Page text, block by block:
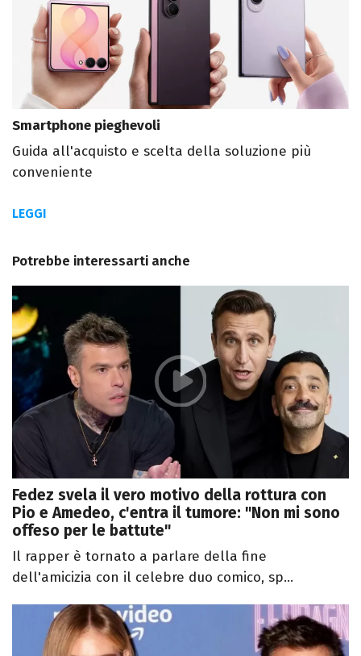
Smartphone pieghevoli
Guida all'acquisto e scelta della soluzione più
conveniente
LEGGI
Potrebbe interessarti anche
Fedez svela il vero motivo della rottura con
Pio e Amedeo, c'entra il tumore: "Non mi sono
offeso per le battute"
Il rapper è tornato a parlare della fine
dell'amicizia con il celebre duo comico, sp...